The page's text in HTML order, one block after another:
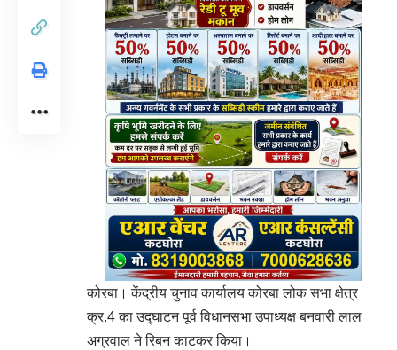
कोरबा। केंद्रीय चुनाव कार्यालय कोरबा लोक सभा क्षेत्र
क्र.4 का उद्घाटन पूर्व विधानसभा उपाध्यक्ष बनवारी लाल
अग्रवाल ने रिबन काटकर किया।